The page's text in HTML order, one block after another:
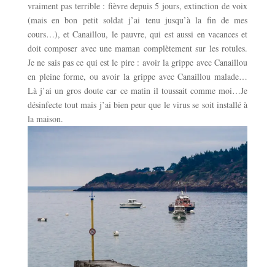
vraiment pas terrible : fièvre depuis 5 jours, extinction de voix
(mais en bon petit soldat j’ai tenu jusqu’à la fin de mes
cours…), et Canaillou, le pauvre, qui est aussi en vacances et
doit composer avec une maman complètement sur les rotules.
Je ne sais pas ce qui est le pire : avoir la grippe avec Canaillou
en pleine forme, ou avoir la grippe avec Canaillou malade…
Là j’ai un gros doute car ce matin il toussait comme moi…Je
désinfecte tout mais j’ai bien peur que le virus se soit installé à
la maison.